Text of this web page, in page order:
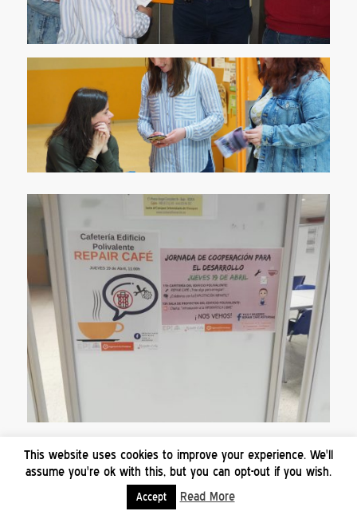
This website uses cookies to improve your experience. We'll
assume you're ok with this, but you can opt-out if you wish.
Accept Read More